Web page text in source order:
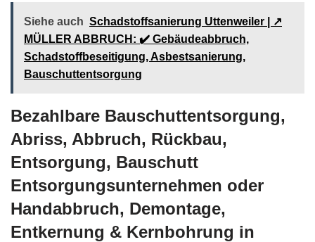
Siehe auch Schadstoffsanierung Uttenweiler | ↗️
MÜLLER ABBRUCH: ✔️ Gebäudeabbruch,
Schadstoffbeseitigung, Asbestsanierung,
Bauschuttentsorgung
Bezahlbare Bauschuttentsorgung,
Abriss, Abbruch, Rückbau,
Entsorgung, Bauschutt
Entsorgungsunternehmen oder
Handabbruch, Demontage,
Entkernung & Kernbohrung in